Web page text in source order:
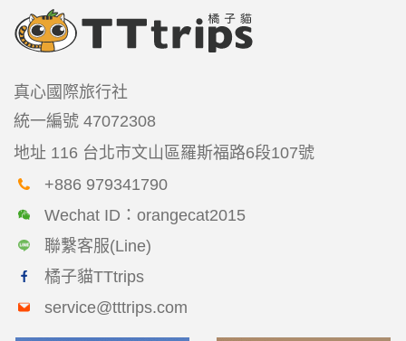
真心國際旅行社
統一編號 47072308
地址 116 台北市文山區羅斯福路6段107號
+886 979341790
Wechat ID：orangecat2015
聯繫客服(Line)
橘子貓TTtrips
service@tttrips.com